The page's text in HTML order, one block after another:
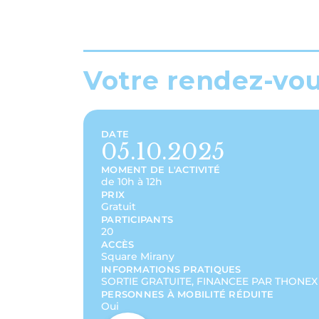
Votre rendez-
DATE
05.10.2025
MOMENT DE L'ACTIVITÉ
de 10h à 12h
PRIX
Gratuit
PARTICIPANTS
20
ACCÈS
Square Mirany
INFORMATIONS PRATIQUES
SORTIE GRATUITE, FINANCEE PAR THONEX
PERSONNES À MOBILITÉ RÉDUITE
Oui